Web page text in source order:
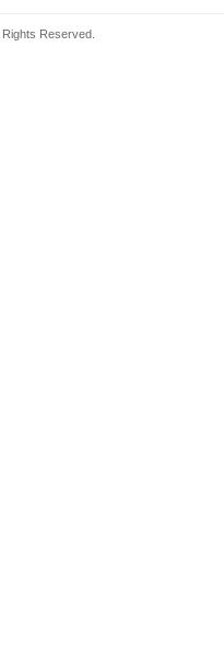
Reserved.